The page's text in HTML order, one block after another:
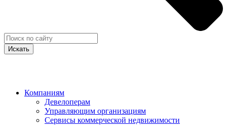
Искать
Компаниям
Девелоперам
Управляющим организациям
Сервисы коммерческой недвижимости